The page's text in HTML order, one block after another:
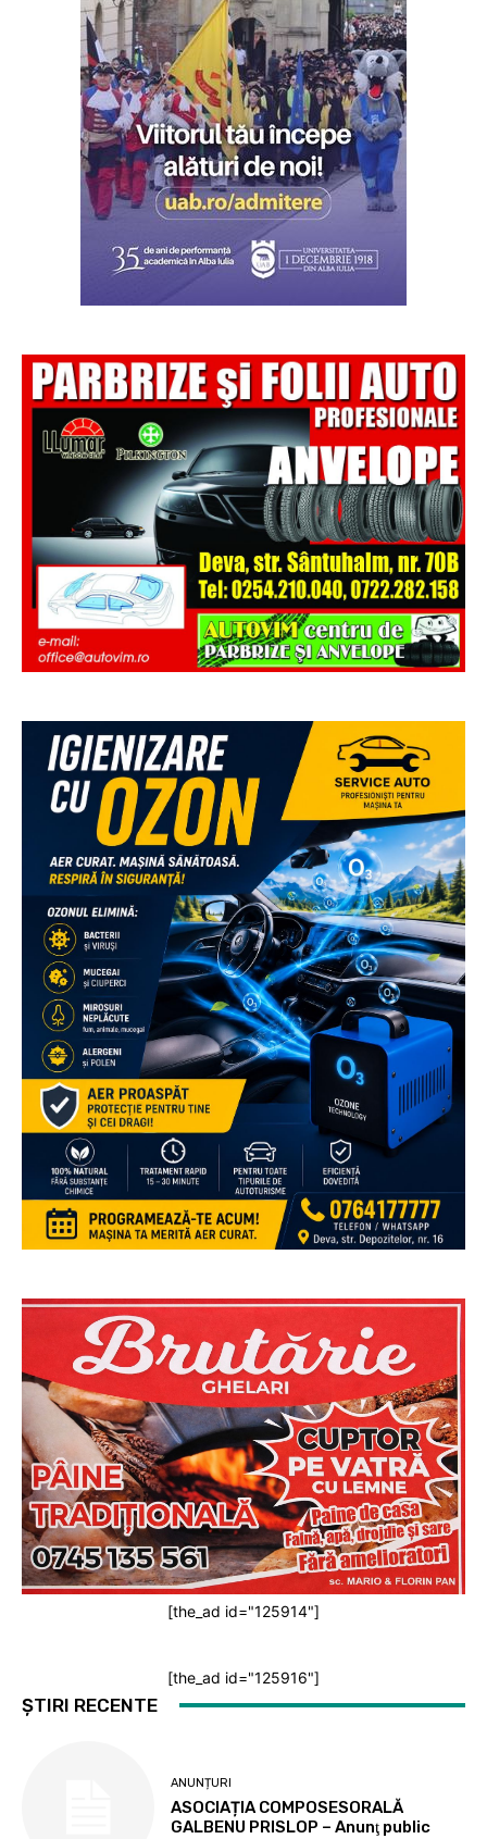
[the_ad id="125914"]
[the_ad id="125916"]
ȘTIRI RECENTE
ANUNȚURI
ASOCIAȚIA COMPOSESORALĂ
GALBENU PRISLOP – Anunţ public